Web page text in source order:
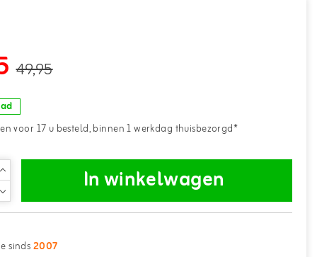
49,95
voor 17 u besteld, binnen 1 werkdag thuisbezorgd*
In winkelwagen
sinds2007